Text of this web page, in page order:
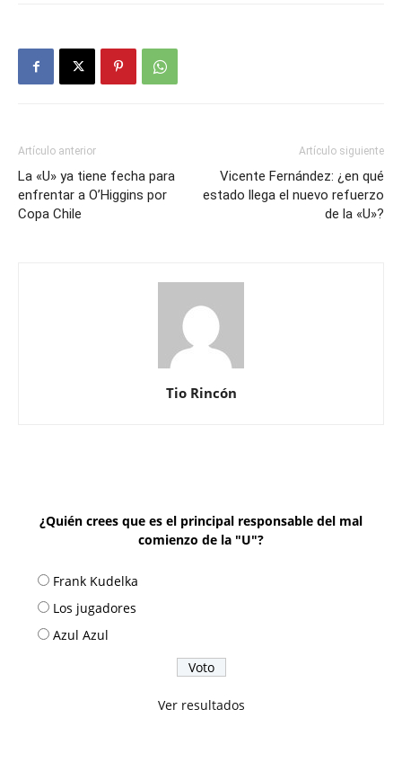
Artículo anterior
La «U» ya tiene fecha para
enfrentar a O’Higgins por
Copa Chile
Artículo siguiente
Vicente Fernández: ¿en qué
estado llega el nuevo refuerzo
de la «U»?
Tio Rincón
¿Quién crees que es el principal responsable del mal
comienzo de la "U"?
Frank Kudelka
Los jugadores
Azul Azul
Ver resultados